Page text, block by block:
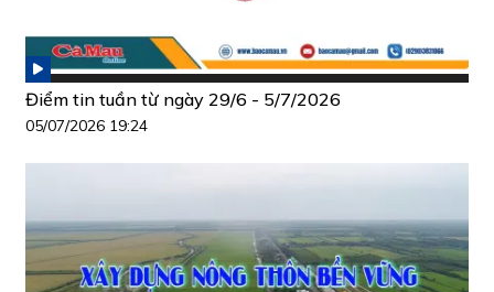
Điểm tin tuần từ ngày 29/6 - 5/7/2026
05/07/2026 19:24